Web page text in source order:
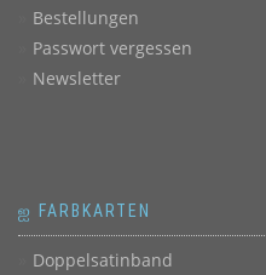
Bestellungen
Passwort vergessen
Newsletter
ஐ FARBKARTEN
Doppelsatinband